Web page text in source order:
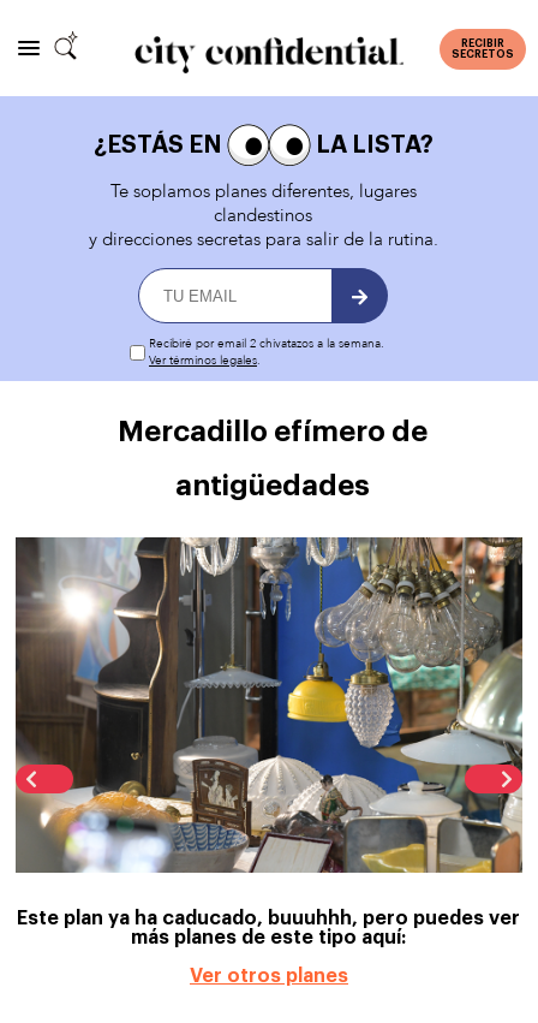
RECIBIR
SECRETOS
¿ESTÁS EN
LA LISTA?
Te soplamos planes diferentes, lugares
clandestinos
y direcciones secretas para salir de la rutina.
Recibiré por email 2 chivatazos a la semana.
Ver términos legales.
Mercadillo efímero de
antigüedades
Este plan ya ha caducado, buuuhhh, pero puedes ver
más planes de este tipo aquí:
Ver otros planes